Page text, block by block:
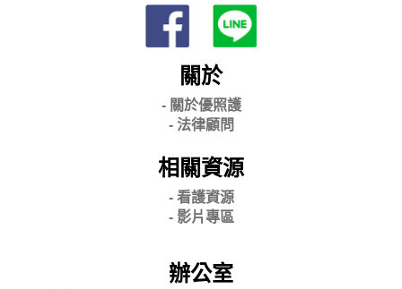
關於
- 關於優照護
- 法律顧問
相關資源
- 看護資源
- 影片專區
辦公室